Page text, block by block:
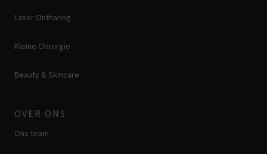
Laser Ontharing
Kleine Chirurgie
Beauty & Skincare
OVER ONS
Ons team